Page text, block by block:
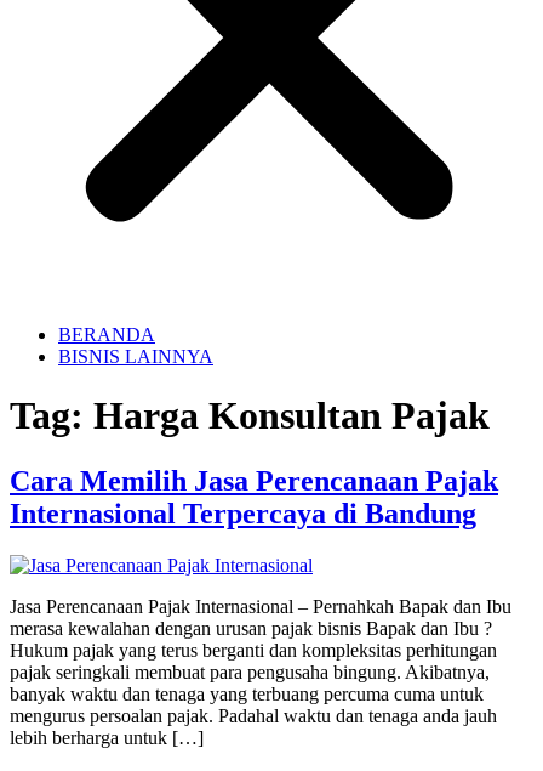
BERANDA
BISNIS LAINNYA
Tag: Harga Konsultan Pajak
Cara Memilih Jasa Perencanaan Pajak
Internasional Terpercaya di Bandung
Jasa Perencanaan Pajak Internasional – Pernahkah Bapak dan Ibu
merasa kewalahan dengan urusan pajak bisnis Bapak dan Ibu ?
Hukum pajak yang terus berganti dan kompleksitas perhitungan
pajak seringkali membuat para pengusaha bingung. Akibatnya,
banyak waktu dan tenaga yang terbuang percuma cuma untuk
mengurus persoalan pajak. Padahal waktu dan tenaga anda jauh
lebih berharga untuk […]